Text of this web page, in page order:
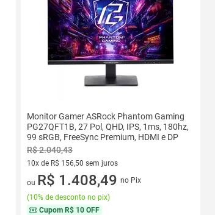
Monitor Gamer ASRock Phantom Gaming
PG27QFT1B, 27 Pol, QHD, IPS, 1ms, 180hz,
99 sRGB, FreeSync Premium, HDMI e DP
R$ 2.040,43
10x de R$ 156,50 sem juros
10 vez de R$ 156,50 sem juros
ou R$ 1.408,49 no Pix
(10% de desconto no pix)
Cupom R$ 10 OFF